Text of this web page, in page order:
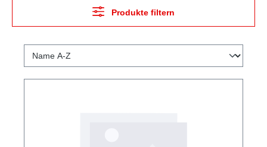
Produkte filtern